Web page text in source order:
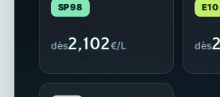
SP98
dès2,102€/L
E10
dès